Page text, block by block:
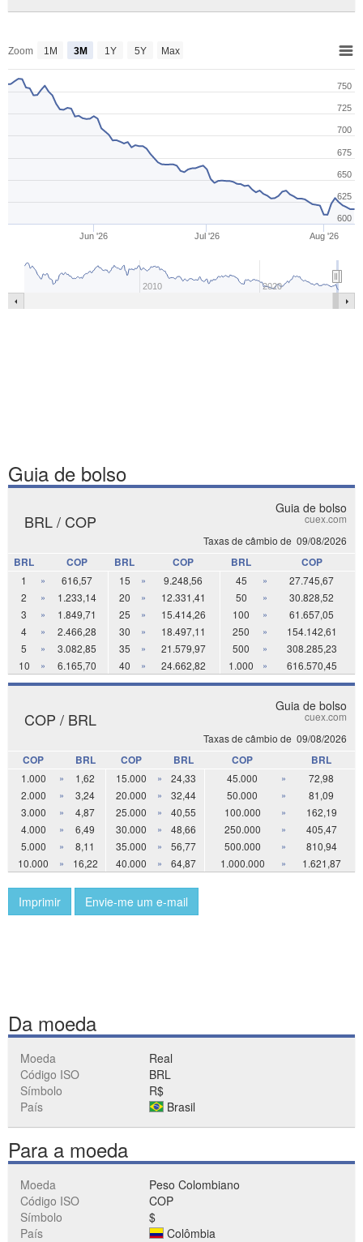
Jun '26 Jul '26 Aug '26
Zoom 1M 3M 1Y 5Y Max
2010 2020
600
625
650
675
700
725
750
Guia de bolso
Guia de bolso
cuex.com
Taxas de câmbio de 09/08/2026
BRL / COP
BRL COP BRL COP BRL COP
1 » 616,57 15 » 9.248,56 45 »
27.745,67
2
» 1.233,14 20 » 12.331,41 50 »
30.828,52
3
» 1.849,71 25 » 15.414,26 100 »
61.657,05
4
» 2.466,28 30 » 18.497,11 250 »
154.142,61
5
» 3.082,85 35 » 21.579,97 500 »
308.285,23
10
» 6.165,70 40 » 24.662,82 1.000 » 616.570,45
Guia de bolso
cuex.com
Taxas de câmbio de 09/08/2026
COP / BRL
COP BRL COP BRL COP BRL
1.000 » 1,62 15.000 » 24,33 45.000 »
72,98
2.000
» 3,24 20.000 » 32,44 50.000 »
81,09
3.000
» 4,87 25.000 » 40,55 100.000 »
162,19
4.000
» 6,49 30.000 » 48,66 250.000 »
405,47
5.000
» 8,11 35.000 » 56,77 500.000 »
810,94
10.000
» 16,22 40.000 » 64,87 1.000.000 » 1.621,87
Imprimir Envie-me um e-mail
Da moeda
Moeda
Real
Código ISO
BRL
Símbolo
R$
País
Brasil
Para a moeda
Moeda
Peso Colombiano
Código ISO
COP
Símbolo
$
País
Colômbia